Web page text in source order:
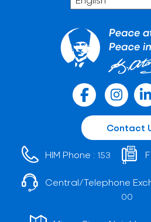
Contact
HIM Phone : 153
Central/Telephone
00